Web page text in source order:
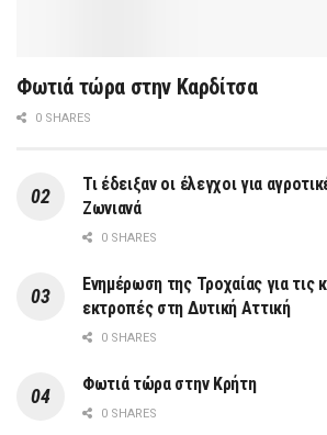
Φωτιά τώρα στην Καρδίτσα
0 SHARES
Τι έδειξαν οι έλεγχοι για
Ζωνιανά
0 SHARES
Ενημέρωση της Τροχαίας για τις
εκτροπές στη Δυτική Αττική
0 SHARES
Φωτιά τώρα στην Κρήτη
0 SHARES